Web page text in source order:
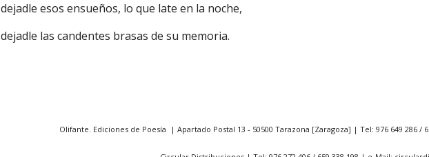
dejadle esos ensueños, lo que late en la noche,
dejadle las candentes brasas de su memoria.
Olifante. Ediciones de Poesía | Apartado Postal 13 - 50500 Tarazona [Zaragoza] | Tel: 976 649 286